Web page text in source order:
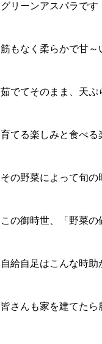
グリーンアスパラです
筋もなく柔らかで甘～
茹でてそのまま、天
育てる楽しみと食べる
その野菜によって旬の
この御時世、「野菜の
自給自足はこんな時助
皆さんも家を建てたら